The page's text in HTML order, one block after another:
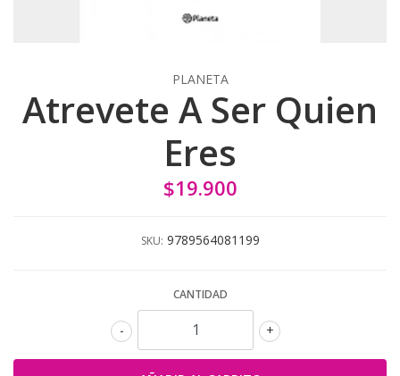
PLANETA
Atrevete A Ser Quien
Eres
$19.900
SKU: 9789564081199
CANTIDAD
+
-